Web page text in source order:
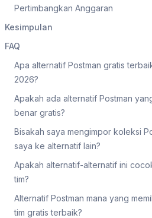
Pertimbangkan Anggaran
Kesimpulan
FAQ
Apa alternatif Postman gratis
2026?
Apakah ada alternatif Postman
benar gratis?
Bisakah saya mengimpor koleksi
saya ke alternatif lain?
Apakah alternatif-alternatif ini
tim?
Alternatif Postman mana yang
tim gratis terbaik?